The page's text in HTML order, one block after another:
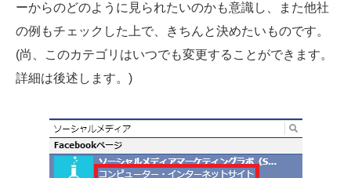
ーからのどのように見られたいのかも意識し、また他社
の例もチェックした上で、きちんと決めたいものです。
(尚、このカテゴリはいつでも変更することができます。
詳細は後述します。)